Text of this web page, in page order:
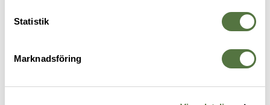
Statistik
Marknadsföring
MF Nordic Winter Large
Eureka Cool Nitrile 2 Full Black